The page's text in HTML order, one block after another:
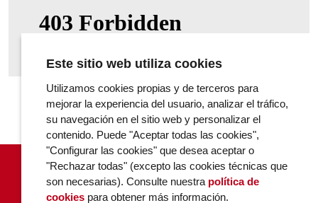
Este sitio web utiliza cookies
Utilizamos cookies propias y de terceros para
mejorar la experiencia del usuario, analizar el tráfico,
su navegación en el sitio web y personalizar el
contenido. Puede "Aceptar todas las cookies",
"Configurar las cookies" que desea aceptar o
"Rechazar todas" (excepto las cookies técnicas que
son necesarias). Consulte nuestra política de
cookies para obtener más información.